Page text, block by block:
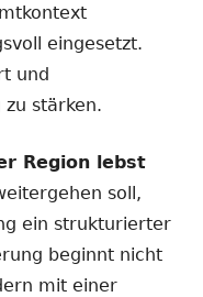
eingesetzt.
und
stärken.
Region lebst
soll,
ein strukturierter
beginnt nicht
mit einer